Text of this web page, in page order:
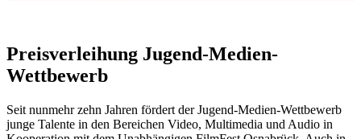
Preisverleihung Jugend-Medien-
Wettbewerb
Seit nunmehr zehn Jahren fördert der Jugend-Medien-Wettbewerb
junge Talente in den Bereichen Video, Multimedia und Audio in